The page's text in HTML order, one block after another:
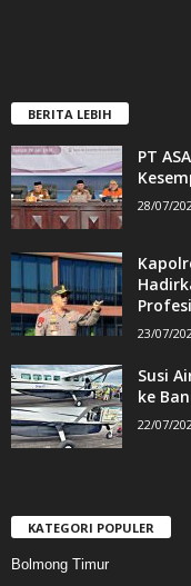
BERITA LEBIH
PT
28/07/
23/07/
Susi
ke
22/07/
KATEGORI POPULER
Bolmong Timur